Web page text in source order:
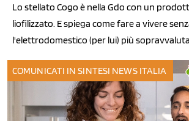
Lo stellato Cogo è nella Gdo con un
liofilizzato. E spiega come fare a vivere
l'elettrodomestico (per lui) più
COMUNICATI IN SINTESI NEWS ITALIA